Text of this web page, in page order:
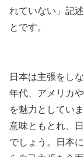
れていない」記
とです。
日本は主張をし
年代、アメリカ
を魅力としてい
意味ともとれ、
でしょう。日本